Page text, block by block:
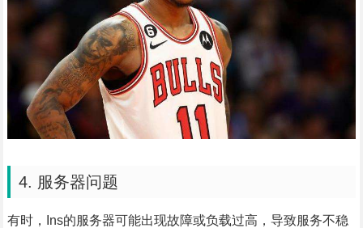
4. 服务器问题
有时，Ins的服务器可能出现故障或负载过高，导致服务不稳